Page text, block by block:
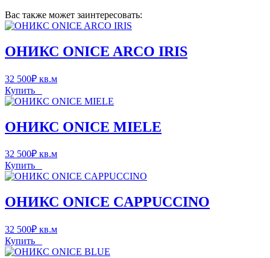
Вас также может заинтересовать:
ОНИКС ONICE ARCO IRIS
32 500₽ кв.м
Купить
ОНИКС ONICE MIELE
32 500₽ кв.м
Купить
ОНИКС ONICE CAPPUCCINO
32 500₽ кв.м
Купить